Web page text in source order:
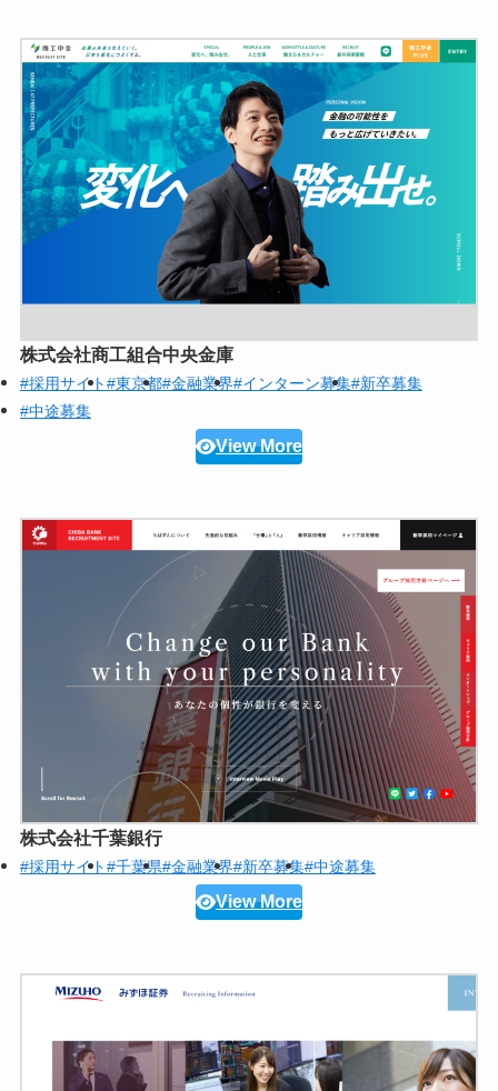
株式会社商工組合中央金庫
#採用サイト#東京都#金融業界#インターン募集#新卒募集
#中途募集
View More
株式会社千葉銀行
#採用サイト#千葉県#金融業界#新卒募集#中途募集
View More